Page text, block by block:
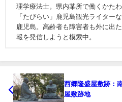
理学療法士。県内某所で働くかた
「たびらい」鹿児島観光ライター
鹿児島。高齢者も障害者も外に出
報を発信しようと模索中。
西郷隆盛屋敷跡：
屋敷跡地